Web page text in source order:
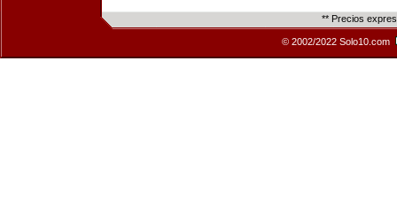
** Precios
© 2002/2022 Solo10.com